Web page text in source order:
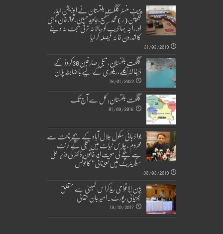
چیف منسٹر گلگت بلتستان نے اپوزیشن لیڈر
کیپٹن(ر)محمد شفیع،جاوید حسین،نواز خان ناجی
اور راجہ جہانزیب کو سالانہ ترقی بجٹ نہ دینے
کا اندرون خانہ فیصلہ کر لیا
31/03/2019
گلگت بلتستان، بجلی صارفین30کروڈ کے
ڈیفالٹر نکلے,ریکوری کے لیے باضابطہ پلان
18/01/2022
گلگت بلتستان؛ کل سے آج تک
01/09/2016
بوائز ہائی سکول جلال آباد کے بچے چھت سے
محروم ، چلاس نیاٹ میں بجلی کے کرنٹ
سے بچے کی موت اور خاتون ڈاکٹر کی وزیراعلیٰ
سیکریٹریٹ میں تعیناتی‘‘ کا نوٹس
30/03/2019
بین الاقوامی ریڈکراس کمیٹی سے متعلق
تجزیاتی رپورٹ۔امیر جان حقانی
19/10/2017